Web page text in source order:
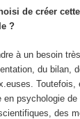
de créer
?
à un besoin
du bilan,
Toutefois,
psychologie
des